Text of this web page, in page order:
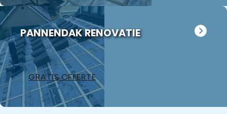
PANNENDAK RENOVATIE
GRATIS OFFERTE